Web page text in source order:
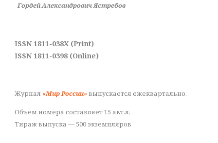
Гордей Александрович Ястребов
ISSN 1811-038X (Print)
ISSN 1811-0398 (Online)
Журнал «Мир России»выпускается ежеквартально.
Объем номера составляет 15 авт.л.
Тираж выпуска — 500 экземпляров